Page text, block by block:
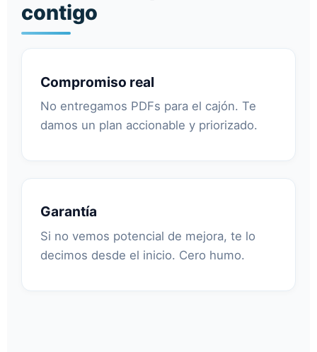
contigo
Compromiso real
No entregamos PDFs para el cajón. Te
damos un plan accionable y priorizado.
Garantía
Si no vemos potencial de mejora, te lo
decimos desde el inicio. Cero humo.